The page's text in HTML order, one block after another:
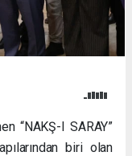
“NAKŞ-I SARAY”
biri olan